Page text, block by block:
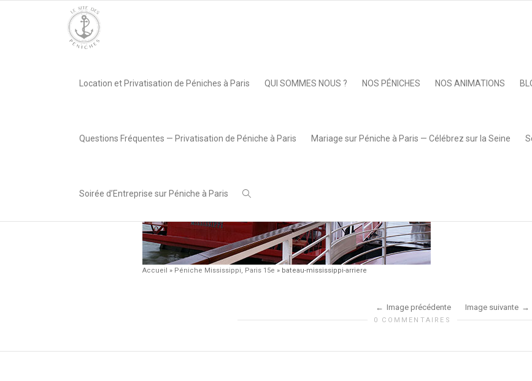
Location et Privatisation de Péniches à Paris QUI SOMMES NOUS ? NOS PÉNICHES NOS ANIMATIONS
Questions Fréquentes — Privatisation de Péniche à Paris Mariage sur Péniche à Paris — Célébrez sur la Seine
Soirée d’Entreprise sur Péniche à Paris
2018
Accueil » Péniche Mississippi, Paris 15e » bateau-mississippi-arriere
Image précédente Image suivante
0 COMMENTAIRES